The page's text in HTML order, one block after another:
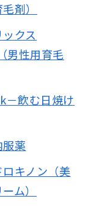
剤）
クス
男性用育毛
－飲む日焼け
薬
ロキノン（美
ム）